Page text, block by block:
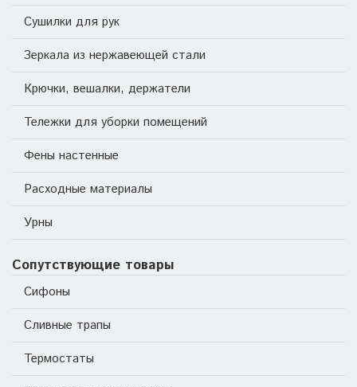
Сушилки для рук
Зеркала из нержавеющей стали
Крючки, вешалки, держатели
Тележки для уборки помещений
Фены настенные
Расходные материалы
Урны
Сопутствующие товары
Сифоны
Сливные трапы
Термостаты